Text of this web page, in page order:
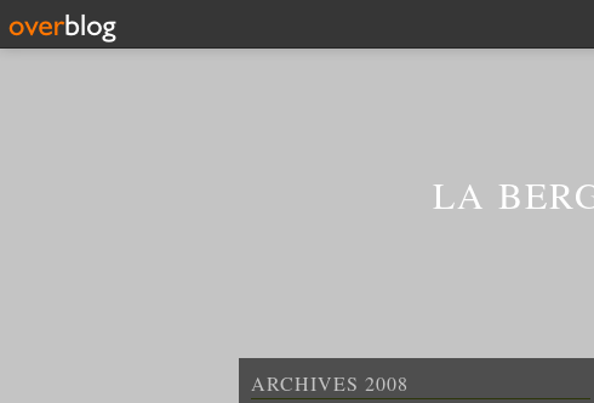
LA
ARCHIVES 2008